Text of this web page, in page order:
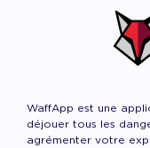
WaffApp est une
déjouer tous les
agrémenter votre